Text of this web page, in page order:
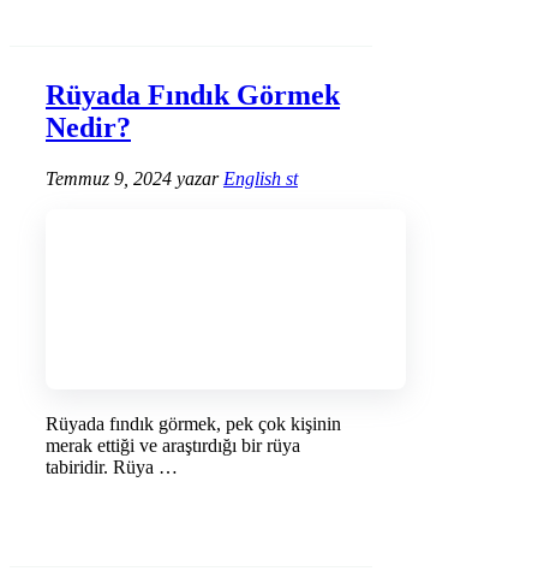
Rüyada Fındık Görmek
Nedir?
Temmuz 9, 2024 yazar English st
Rüyada fındık görmek, pek çok kişinin
merak ettiği ve araştırdığı bir rüya
tabiridir. Rüya …